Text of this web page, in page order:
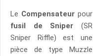
Le Compensateur pour
fusil de Sniper (SR
Sniper Riffle) est une
pièce de type Muzzle